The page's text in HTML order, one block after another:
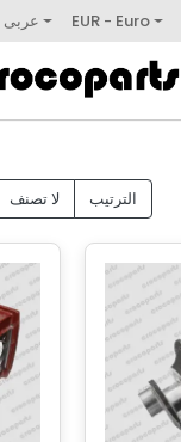
عربى EUR - Euro
لا تصنف الترتيب